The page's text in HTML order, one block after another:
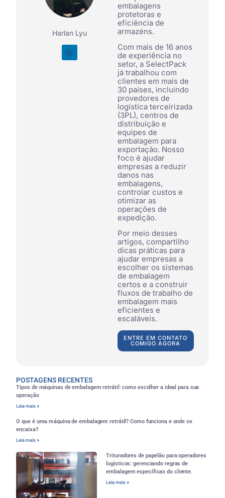
Harlan Lyu
embalagens
protetoras e
eficiência de
armazéns.
Com mais de 16 anos
de experiência no
setor, a SelectPack
já trabalhou com
clientes em mais de
30 países, incluindo
provedores de
logística terceirizada
(3PL), centros de
distribuição e
equipes de
embalagem para
exportação. Nosso
foco é ajudar
empresas a reduzir
danos nas
embalagens,
controlar custos e
otimizar as
operações de
expedição.
Por meio desses
artigos, compartilho
dicas práticas para
ajudar empresas a
escolher os sistemas
de embalagem
certos e a construir
fluxos de trabalho de
embalagem mais
eficientes e
escaláveis.
ENTRE EM CONTATO
COMIGO AGORA
POSTAGENS RECENTES
Tipos de máquinas de embalagem retrátil: como escolher a ideal para sua
operação
Leia mais »
O que é uma máquina de embalagem retrátil? Como funciona e onde se
encaixa?
Leia mais »
Trituradores de papelão para operadores
logísticos: gerenciando regras de
embalagem específicas do cliente.
Leia mais »